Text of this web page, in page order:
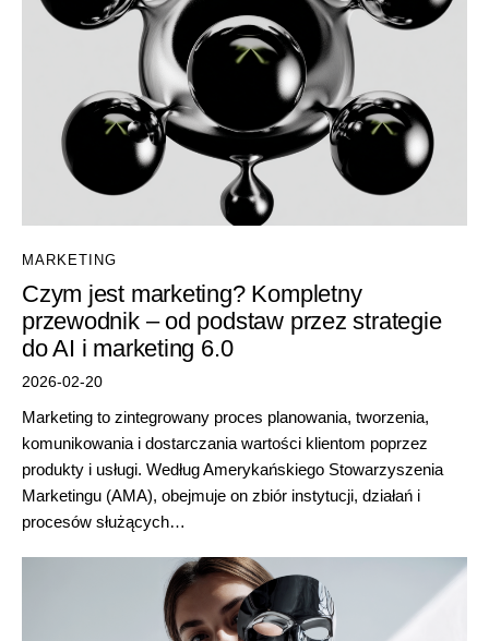
MARKETING
Czym jest marketing? Kompletny
przewodnik – od podstaw przez strategie
do AI i marketing 6.0
2026-02-20
Marketing to zintegrowany proces planowania, tworzenia,
komunikowania i dostarczania wartości klientom poprzez
produkty i usługi. Według Amerykańskiego Stowarzyszenia
Marketingu (AMA), obejmuje on zbiór instytucji, działań i
procesów służących…